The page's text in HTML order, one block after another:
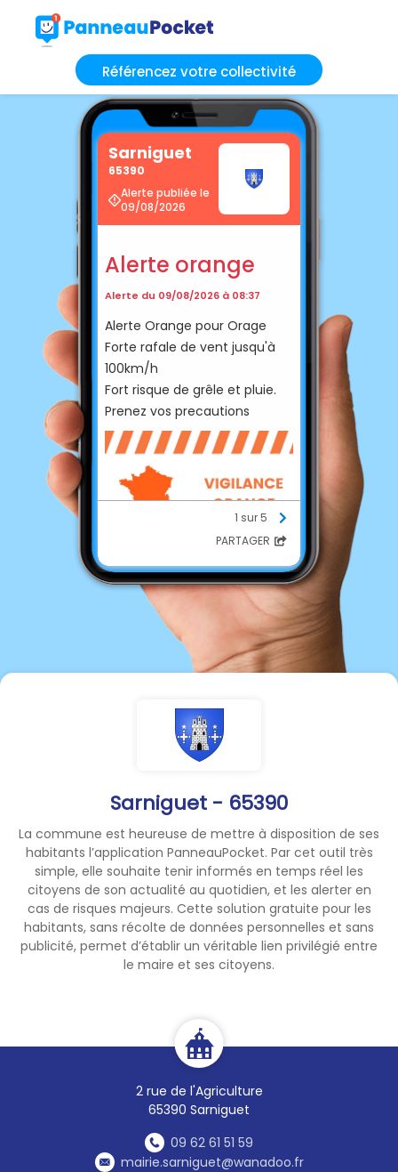
Référencez votre collectivité
Sarniguet - 65390
La commune est heureuse de mettre à disposition de ses
habitants l’application PanneauPocket. Par cet outil très
simple, elle souhaite tenir informés en temps réel les
citoyens de son actualité au quotidien, et les alerter en
cas de risques majeurs. Cette solution gratuite pour les
habitants, sans récolte de données personnelles et sans
publicité, permet d’établir un véritable lien privilégié entre
le maire et ses citoyens.
2 rue de l'Agriculture
65390 Sarniguet
09 62 61 51 59
mairie.sarniguet@wanadoo.fr
Sarniguet
65390
Alerte publiée le
09/08/2026
Alerte orange
Alerte du 09/08/2026 à 08:37
Alerte Orange pour Orage
Forte rafale de vent jusqu'à
100km/h
Fort risque de grêle et pluie.
Prenez vos precautions
1 sur 5
PARTAGER